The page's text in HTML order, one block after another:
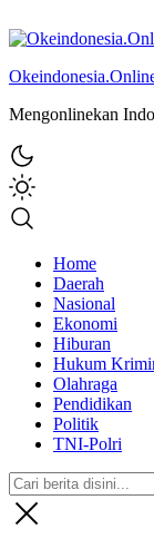
Mengonlinekan
Home
Daerah
Nasional
Ekonomi
Hiburan
Hukum
Olahraga
Pendidikan
Politik
TNI-Polri